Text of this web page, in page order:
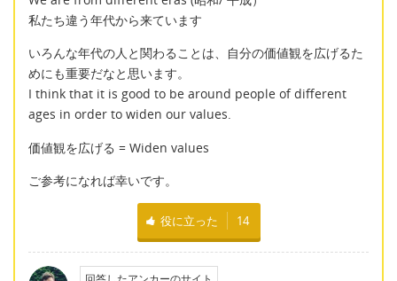
私たち違う年代から来ています
いろんな年代の人と関わることは、自分の価値観を広げるた
めにも重要だなと思います。
I think that it is good to be around people of different
ages in order to widen our values.
価値観を広げる = Widen values
ご参考になれば幸いです。
役に立った 14